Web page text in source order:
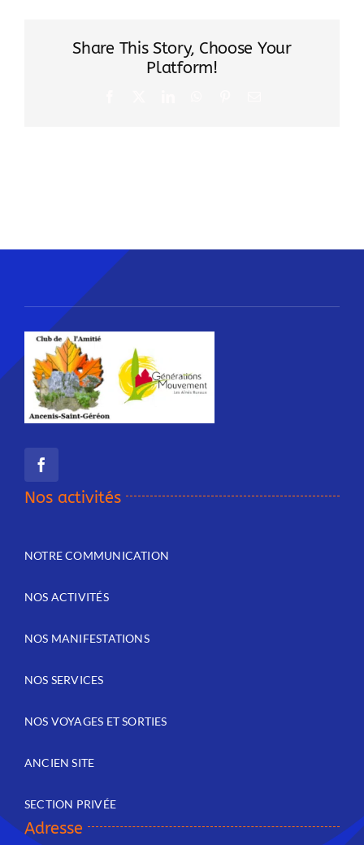
Share This Story, Choose Your
Platform!
Nos activités
NOTRE COMMUNICATION
NOS ACTIVITÉS
NOS MANIFESTATIONS
NOS SERVICES
NOS VOYAGES ET SORTIES
ANCIEN SITE
SECTION PRIVÉE
Adresse